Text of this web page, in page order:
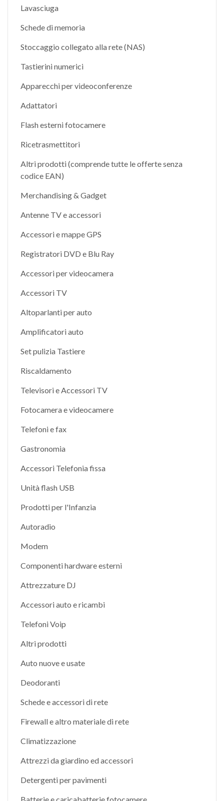
Lavasciuga
Schede di memoria
Stoccaggio collegato alla rete (NAS)
Tastierini numerici
Apparecchi per videoconferenze
Adattatori
Flash esterni fotocamere
Ricetrasmettitori
Altri prodotti (comprende tutte le offerte senza
codice EAN)
Merchandising & Gadget
Antenne TV e accessori
Accessori e mappe GPS
Registratori DVD e Blu Ray
Accessori per videocamera
Accessori TV
Altoparlanti per auto
Amplificatori auto
Set pulizia Tastiere
Riscaldamento
Televisori e Accessori TV
Fotocamera e videocamere
Telefoni e fax
Gastronomia
Accessori Telefonia fissa
Unità flash USB
Prodotti per l'Infanzia
Autoradio
Modem
Componenti hardware esterni
Attrezzature DJ
Accessori auto e ricambi
Telefoni Voip
Altri prodotti
Auto nuove e usate
Deodoranti
Schede e accessori di rete
Firewall e altro materiale di rete
Climatizzazione
Attrezzi da giardino ed accessori
Detergenti per pavimenti